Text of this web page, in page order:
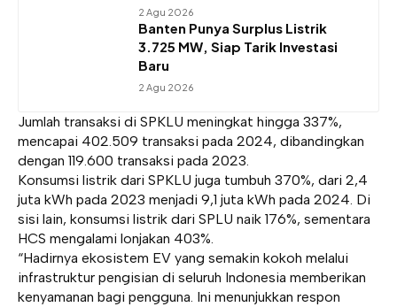
2 Agu 2026
Banten Punya Surplus Listrik
3.725 MW, Siap Tarik Investasi
Baru
2 Agu 2026
Jumlah transaksi di SPKLU meningkat hingga 337%,
mencapai 402.509 transaksi pada 2024, dibandingkan
dengan 119.600 transaksi pada 2023.
Konsumsi listrik dari SPKLU juga tumbuh 370%, dari 2,4
juta kWh pada 2023 menjadi 9,1 juta kWh pada 2024. Di
sisi lain, konsumsi listrik dari SPLU naik 176%, sementara
HCS mengalami lonjakan 403%.
“Hadirnya ekosistem EV yang semakin kokoh melalui
infrastruktur pengisian di seluruh Indonesia memberikan
kenyamanan bagi pengguna. Ini menunjukkan respon